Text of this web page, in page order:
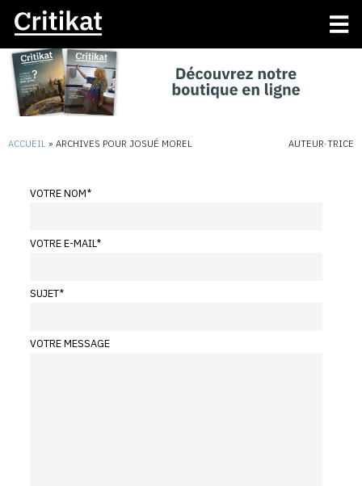
ACCUEIL » ARCHIVES POUR JOSUÉ MOREL AUTEUR·TRICE
VOTRE NOM*
VOTRE E-MAIL*
SUJET*
VOTRE MESSAGE